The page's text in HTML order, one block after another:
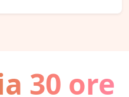
30 ore